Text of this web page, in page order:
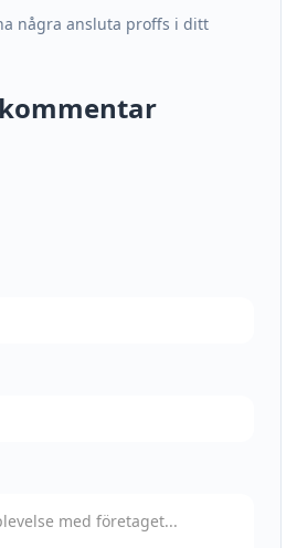
några ansluta proffs i ditt